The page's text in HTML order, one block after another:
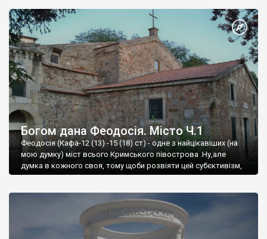
Богом дана Феодосія. Місто Ч.1
Феодосія (Кафа-12 (13) -15 (18) ст) - одне з найцікавіших (на
мою думку) міст всього Кримського півострова .Ну,але
думка в кожного своя, тому щоби розвіяти цей субєктивізм,
запрошую відвідати це